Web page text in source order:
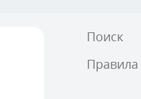
Поиск
Правила